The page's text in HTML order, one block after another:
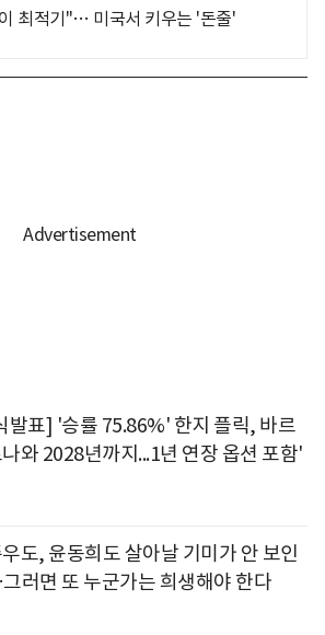
최적기"… 미국서 키우는 '돈줄'
발표] '승률 75.86%' 한지 플릭, 바르
와 2028년까지...1년 연장 옵션 포함'
도, 윤동희도 살아날 기미가 안 보인
러면 또 누군가는 희생해야 한다